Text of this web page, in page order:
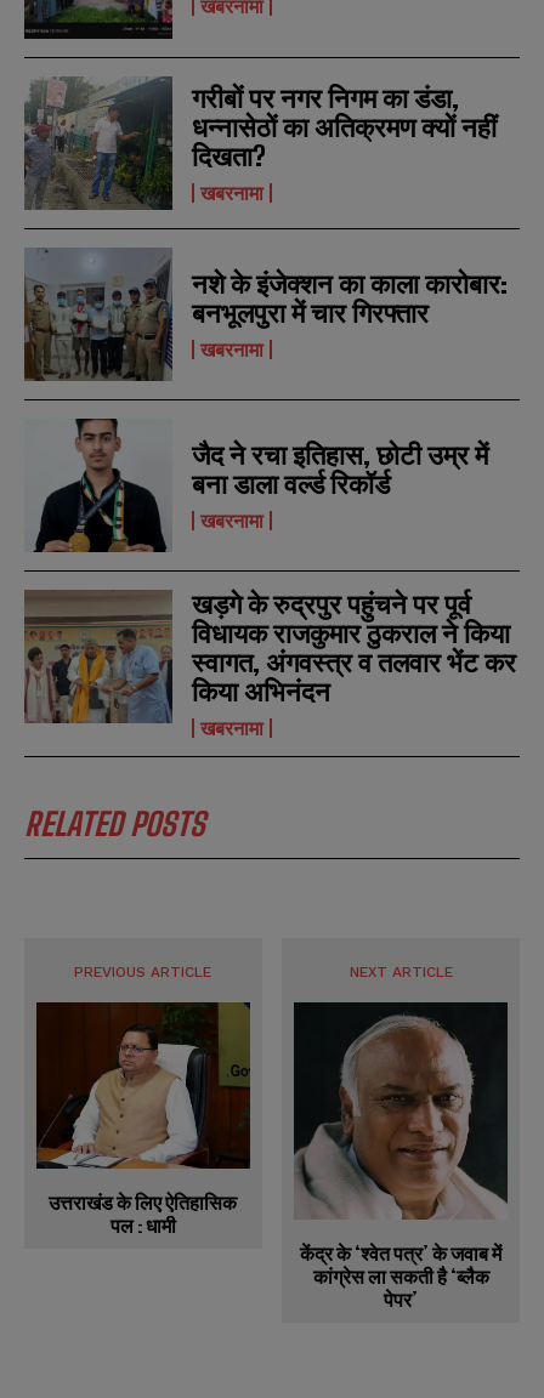
N
a
m
e
*
E
m
a
i
l
*
N
u
m
b
r
N
a
m
e
*
E
m
a
i
l
*
N
u
m
b
r
खबरनामा
गरीबों पर नगर निगम का डंडा,
धन्नासेठों का अतिक्रमण क्यों नहीं
दिखता?
खबरनामा
नशे के इंजेक्शन का काला कारोबार:
बनभूलपुरा में चार गिरफ्तार
खबरनामा
जैद ने रचा इतिहास, छोटी उम्र में
बना डाला वर्ल्ड रिकॉर्ड
खबरनामा
खड़गे के रुद्रपुर पहुंचने पर पूर्व
विधायक राजकुमार ठुकराल ने किया
स्वागत, अंगवस्त्र व तलवार भेंट कर
किया अभिनंदन
खबरनामा
RELATED POSTS
PREVIOUS ARTICLE
उत्तराखंड के लिए ऐतिहासिक
पल : धामी
NEXT ARTICLE
केंद्र के ‘श्वेत पत्र’ के जवाब में
कांग्रेस ला सकती है ‘ब्लैक
पेपर’